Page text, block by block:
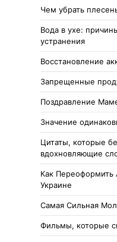
Чем убрать
Вода в ухе:
устранения
Восстановление
Запрещенные
Поздравление
Значение
Цитаты, которые
вдохновляющие
Как Переоформить
Украине
Самая Сильная
Фильмы, которые